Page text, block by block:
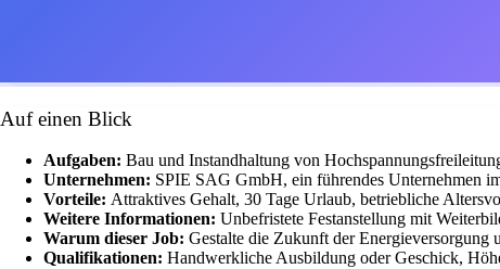
Auf einen Blick
Aufgaben: Bau und Instandhaltung von
Unternehmen: SPIE SAG GmbH, ein führendes Unternehmen
Vorteile: Attraktives Gehalt, 30 Tage Urlaub, betriebliche
Weitere Informationen: Unbefristete Festanstellung mit
Warum dieser Job: Gestalte die Zukunft der Energieversorgung
Qualifikationen: Handwerkliche Ausbildung oder Geschick,